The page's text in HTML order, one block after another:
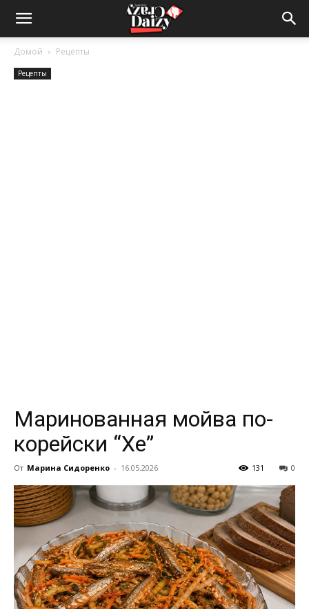
Crazy-
Daizy
Домой Рецепты
Рецепты
Маринованная мойва по-
корейски “Хе”
От Марина Сидоренко - 16.05.2026 0
131